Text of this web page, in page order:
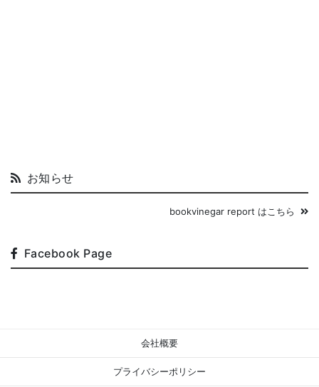
お知らせ
bookvinegar report はこちら
Facebook Page
会社概要
プライバシーポリシー